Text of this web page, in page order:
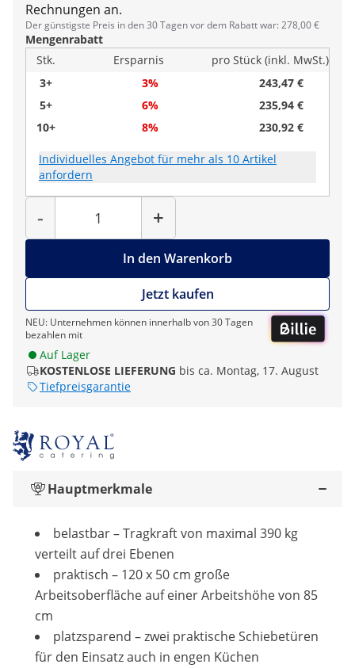
Rechnungen an.
Der günstigste Preis in den 30 Tagen vor dem Rabatt war: 278,00 €
Mengenrabatt
Stk.
Ersparnis
pro Stück (inkl. MwSt.)
3+
3%
243,47 €
5+
6%
235,94 €
10+
8% 230,92 €
Individuelles Angebot für mehr als 10 Artikel
anfordern
-
Menge
+
In den Warenkorb
Jetzt kaufen
NEU: Unternehmen können innerhalb von 30 Tagen
bezahlen mit
Auf Lager
KOSTENLOSE LIEFERUNG bis ca. Montag, 17. August
Tiefpreisgarantie
Hauptmerkmale
belastbar – Tragkraft von maximal 390 kg
verteilt auf drei Ebenen
praktisch – 120 x 50 cm große
Arbeitsoberfläche auf einer Arbeitshöhe von 85
cm
platzsparend – zwei praktische Schiebetüren
für den Einsatz auch in engen Küchen